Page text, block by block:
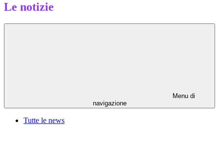
Le notizie
Menu di
navigazione
Tutte le news